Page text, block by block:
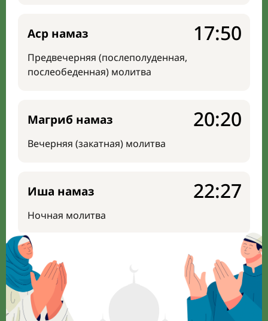
Аср намаз
Предвечерняя (послеполуденная,
послеобеденная) молитва
17:50
Магриб намаз
Вечерняя (закатная) молитва
20:20
Иша намаз
Ночная молитва
22:27